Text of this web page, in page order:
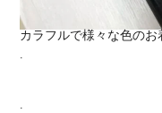
カラフルで様々な色のお
.
.